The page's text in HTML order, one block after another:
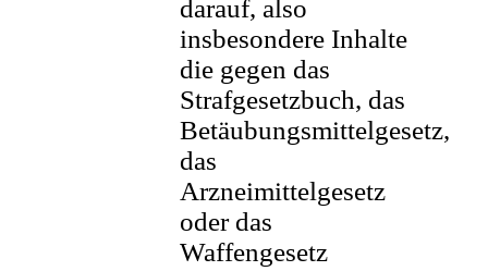
darauf, also
insbesondere Inhalte
die gegen das
Strafgesetzbuch, das
Betäubungsmittelgesetz,
das
Arzneimittelgesetz
oder das
Waffengesetz